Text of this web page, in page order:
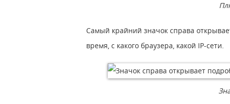
Самый крайний значок справа
время, с какого браузера, какой IP-сети.